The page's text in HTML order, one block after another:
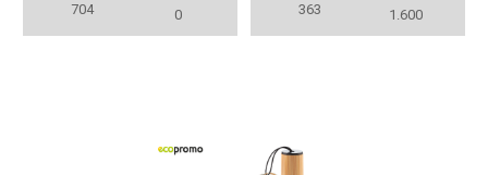
704
0
363
1.600